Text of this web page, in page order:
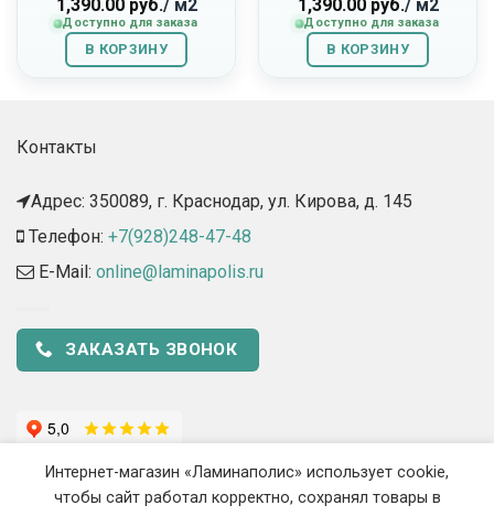
1,390.00руб./ м2
Доступно для заказа
В КОРЗИНУ
1,390.00руб./ м2
Доступно для заказа
В КОРЗИНУ
Контакты
Адрес: 350089, г. Краснодар, ул. Кирова, д. 145​
Телефон: +7(928)248-47-48
E-Mail: online@laminapolis.ru
ЗАКАЗАТЬ ЗВОНОК
Интернет-магазин «Ламинаполис» использует cookie,
чтобы сайт работал корректно, сохранял товары в